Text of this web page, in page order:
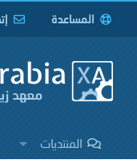
المساعدة
المنتديات